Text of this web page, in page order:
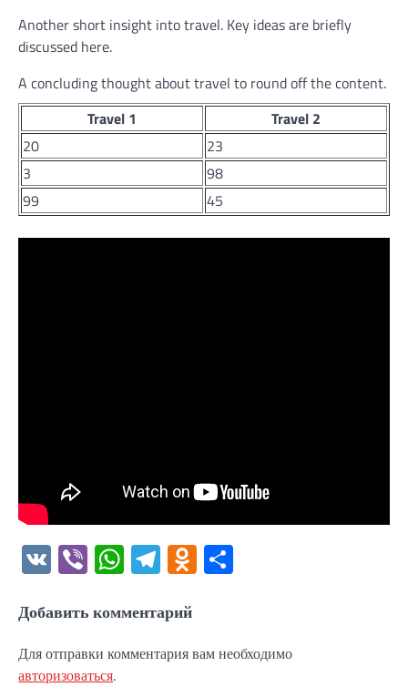
Another short insight into travel. Key ideas are briefly
discussed here.
A concluding thought about travel to round off the content.
Travel 1
Travel 2
20
23
3
98
99
45
VK ViberWhatsApp
Telegram
Odnoklassniki
Добавить комментарий
Для отправки комментария вам необходимо
авторизоваться.